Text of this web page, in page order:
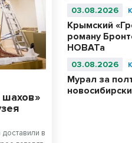
в
03.08.2026
Крымский
роману
НОВАТа
03.08.2026
Мурал за